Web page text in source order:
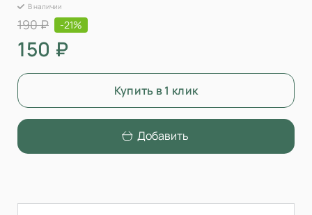
В наличии
190 ₽
150 ₽
-21%
Купить в 1 клик
Добавить